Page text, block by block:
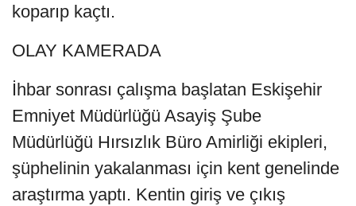
koparıp kaçtı.
OLAY KAMERADA
İhbar sonrası çalışma başlatan Eskişehir
Emniyet Müdürlüğü Asayiş Şube
Müdürlüğü Hırsızlık Büro Amirliği ekipleri,
şüphelinin yakalanması için kent genelinde
araştırma yaptı. Kentin giriş ve çıkış